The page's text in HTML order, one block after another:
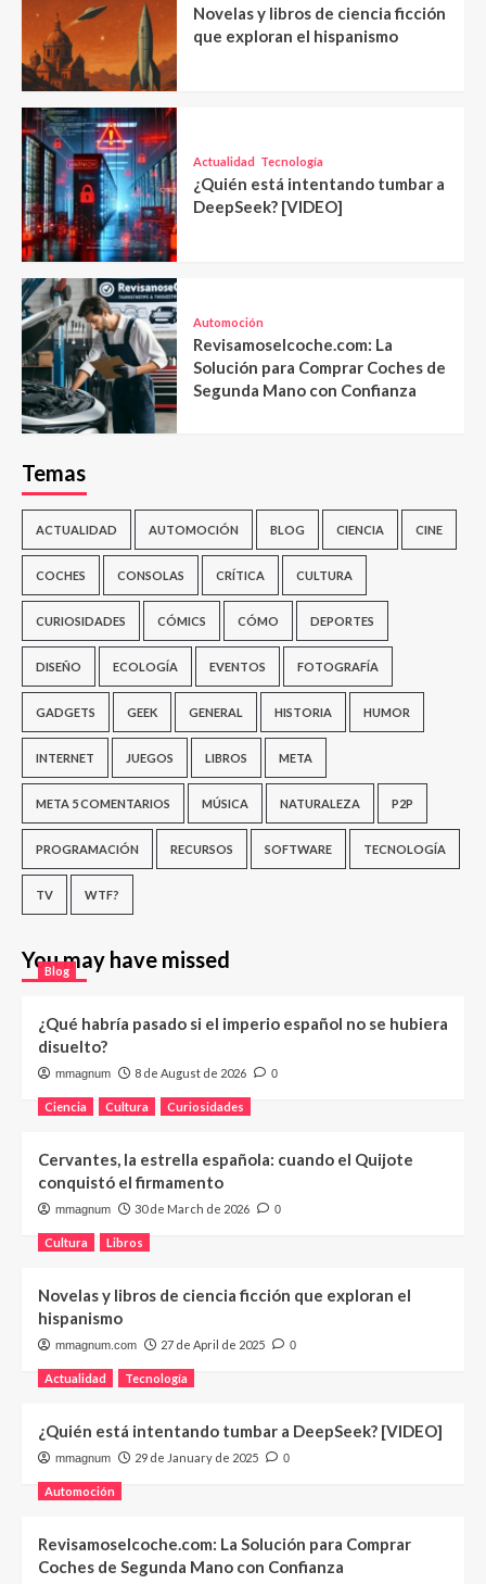
Novelas y libros de ciencia ficción
que exploran el hispanismo
Actualidad Tecnología
¿Quién está intentando tumbar a
DeepSeek? [VIDEO]
Automoción
Revisamoselcoche.com: La
Solución para Comprar Coches de
Segunda Mano con Confianza
Temas
ACTUALIDAD AUTOMOCIÓN BLOG CIENCIA CINE
COCHES CONSOLAS CRÍTICA CULTURA
CURIOSIDADES CÓMICS CÓMO DEPORTES
DISEÑO ECOLOGÍA EVENTOS FOTOGRAFÍA
GADGETS GEEK GENERAL HISTORIA HUMOR
INTERNET JUEGOS LIBROS META
META 5 COMENTARIOS MÚSICA NATURALEZA P2P
PROGRAMACIÓN RECURSOS SOFTWARE TECNOLOGÍA
TV WTF?
You may have missed
Blog
¿Qué habría pasado si el imperio español no se hubiera
disuelto?
mmagnum 8 de August de 2026 0
Ciencia Cultura Curiosidades
Cervantes, la estrella española: cuando el Quijote
conquistó el firmamento
mmagnum 30 de March de 2026 0
Cultura Libros
Novelas y libros de ciencia ficción que exploran el
hispanismo
mmagnum.com 27 de April de 2025 0
Actualidad Tecnología
¿Quién está intentando tumbar a DeepSeek? [VIDEO]
mmagnum 29 de January de 2025 0
Automoción
Revisamoselcoche.com: La Solución para Comprar
Coches de Segunda Mano con Confianza